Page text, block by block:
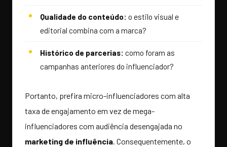
Qualidade do conteúdo: o estilo visual e
editorial combina com a marca?
Histórico de parcerias: como foram as
campanhas anteriores do influenciador?
Portanto, prefira micro-influenciadores com alta
taxa de engajamento em vez de mega-
influenciadores com audiência desengajada no
marketing de influência. Consequentemente, o